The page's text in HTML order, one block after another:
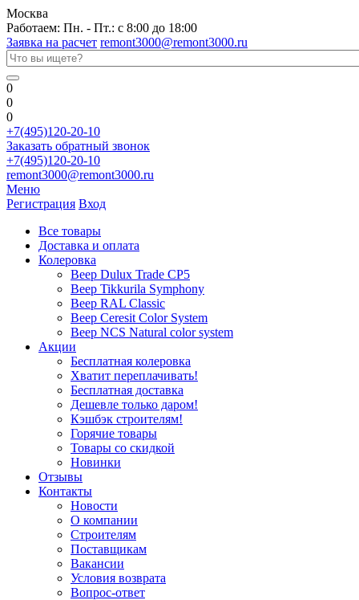
Москва
Работаем: Пн. - Пт.: с 8:00 до 18:00
Заявка на расчет remont3000@remont3000.ru
0
0
0
+7(495)120-20-10
Заказать обратный звонок
+7(495)120-20-10
remont3000@remont3000.ru
Меню
Регистрация Вход
Все товары
Доставка и оплата
Колеровка
Веер Dulux Trade CP5
Веер Tikkurila Symphony
Веер RAL Classic
Веер Ceresit Color System
Веер NCS Natural color system
Акции
Бесплатная колеровка
Хватит переплачивать!
Бесплатная доставка
Дешевле только даром!
Кэшбэк строителям!
Горячие товары
Товары со скидкой
Новинки
Отзывы
Контакты
Новости
О компании
Строителям
Поставщикам
Вакансии
Условия возврата
Вопрос-ответ